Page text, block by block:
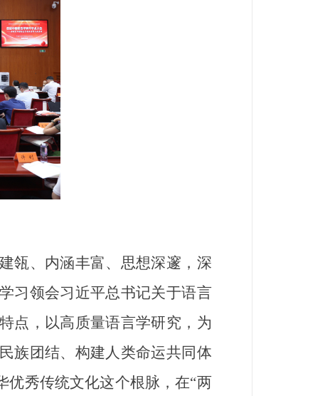
、内涵丰富、思想深邃，深
习领会习近平总书记关于语言
点，以高质量语言学研究，为
族团结、构建人类命运共同体
优秀传统文化这个根脉，在“两